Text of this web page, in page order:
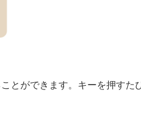
とができます。キーを押す